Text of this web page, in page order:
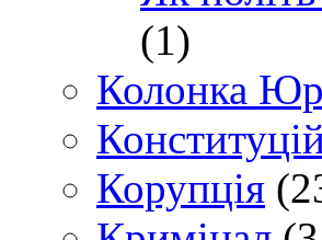
(1)
Колонка
Корупція